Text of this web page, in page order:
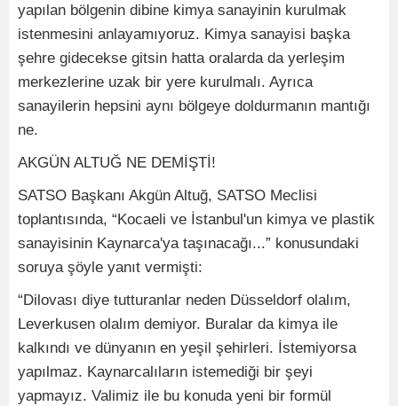
yapılan bölgenin dibine kimya sanayinin kurulmak
istenmesini anlayamıyoruz. Kimya sanayisi başka
şehre gidecekse gitsin hatta oralarda da yerleşim
merkezlerine uzak bir yere kurulmalı. Ayrıca
sanayilerin hepsini aynı bölgeye doldurmanın mantığı
ne.
AKGÜN ALTUĞ NE DEMİŞTİ!
SATSO Başkanı Akgün Altuğ, SATSO Meclisi
toplantısında, “Kocaeli ve İstanbul'un kimya ve plastik
sanayisinin Kaynarca'ya taşınacağı...” konusundaki
soruya şöyle yanıt vermişti:
“Dilovası diye tutturanlar neden Düsseldorf olalım,
Leverkusen olalım demiyor. Buralar da kimya ile
kalkındı ve dünyanın en yeşil şehirleri. İstemiyorsa
yapılmaz. Kaynarcalıların istemediği bir şeyi
yapmayız. Valimiz ile bu konuda yeni bir formül